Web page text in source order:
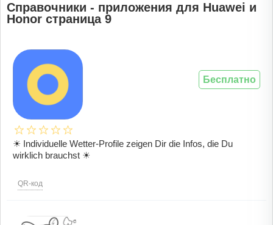
Справочники - приложения для Huawei и
Honor страница 9
☀ Individuelle Wetter-Profile zeigen Dir die Infos, die Du
wirklich brauchst ☀
QR-код
Бесплатно